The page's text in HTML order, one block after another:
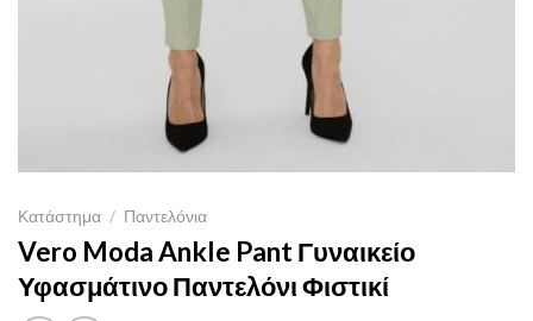
Κατάστημα / Παντελόνια
Vero Moda Ankle Pant Γυναικείο
Υφασμάτινο Παντελόνι Φιστικί